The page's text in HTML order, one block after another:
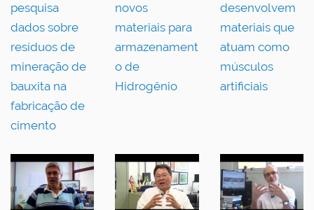
pesquisa
dados sobre
resíduos de
mineração de
bauxita na
fabricação de
cimento
novos
materiais para
armazenament
o de
Hidrogênio
desenvolvem
materiais que
atuam como
músculos
artificiais